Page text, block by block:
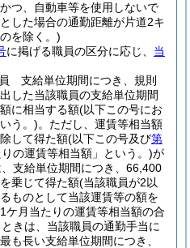
つ、自動車等を使用しないで
した場合の通勤距離が片道2キ
を除く。)
に掲げる職員の区分に応じ、 当
支給単位期間につき、規則
した当該職員の支給単位期間
に相当する額(以下この号にお
う。)。 ただし、運賃等相当額
して得た額(以下この号及び第
の運賃等相当額」という。)が
支給単位期間につき、66,400
乗じて得た額(当該職員が2以
ものとして当該運賃等の額を
ケ月当たりの運賃等相当額の合
きは、当該職員の通勤手当に
も長い支給単位期間につき、